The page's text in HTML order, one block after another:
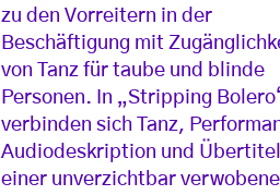
zu den Vorreitern in der
Beschäftigung mit
von Tanz für taube und blinde
Personen. In „Stripping
verbinden sich Tanz,
Audiodeskription und
einer unverzichtbar